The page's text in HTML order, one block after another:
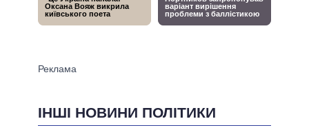
ІНШІ НОВИНИ ПОЛІТИКИ